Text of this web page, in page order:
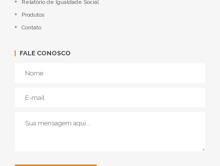
Relatório de Igualdade Social
Produtos
Contato
FALE CONOSCO